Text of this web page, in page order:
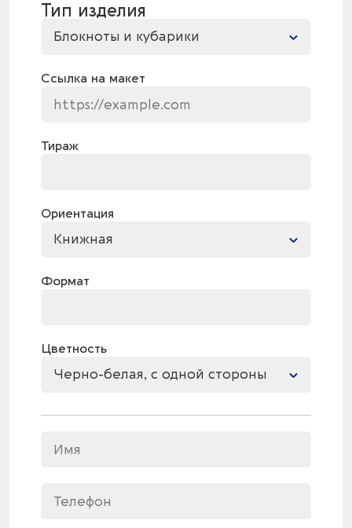
Тип изделия
Блокноты и кубарики
Ссылка на макет
Тираж
Ориентация
Книжная
Формат
Цветность
Черно-белая, с одной стороны